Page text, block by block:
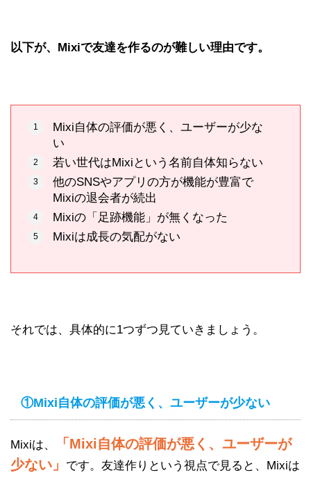
以下が、Mixiで友達を作るのが難しい理由です。
Mixi自体の評価が悪く、ユーザーが少な
い
若い世代はMixiという名前自体知らない
他のSNSやアプリの方が機能が豊富で
Mixiの退会者が続出
Mixiの「足跡機能」が無くなった
Mixiは成長の気配がない
それでは、具体的に1つずつ見ていきましょう。
①Mixi自体の評価が悪く、ユーザーが少ない
Mixiは、
「Mixi自体の評価が悪く、ユーザーが
少ない」
です。友達作りという視点で見ると、Mixiは